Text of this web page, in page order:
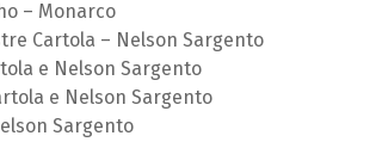
– Monarco
Cartola – Nelson Sargento
e Nelson Sargento
e Nelson Sargento
Sargento